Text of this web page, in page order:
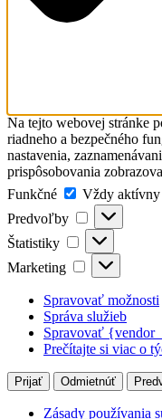
Na tejto webovej stránke
riadneho a bezpečného
nastavenia,
prispôsobovania
Funkčné
Funkčné
Vždy aktívny
Predvoľby
Predvoľby
Štatistiky Štatistiky
Marketing Marketing
Spravovať možnosti
Správa služieb
Spravovať
Prečítajte si viac o
Prijať Odmietnúť
Zásady používania